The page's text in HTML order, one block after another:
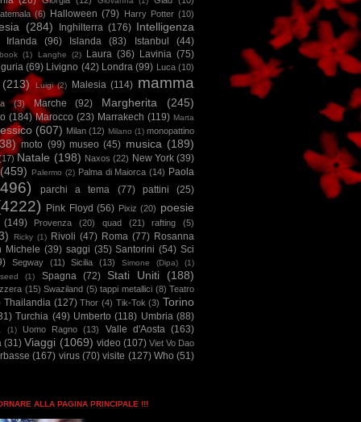
(6) Halloween (79) Harry Potter (10)
(284) Inghilterra (176) Intelligenza
Irlanda (96) Islanda (83) Istanbul (44)
(1) Langhe (2) Laura (36) Lavinia (75)
(69) Livigno (42) Londra (99) Luca (10)
(213) Luigi (2) Malesia (114) mamma
(3) Marche (92) Margherita (245)
(184) Marocco (23) Marrakech (119) Marta
(607) Milan (12) Milano (1) monopattino
moto (99) museo (45) musica (189)
Natale (198) Naxos (22) New York (39)
(459) Palermo (2) Palma di Maiorca (14) Paola
parchi a tema (77) pattini (25)
Pink Floyd (56) Pixiz (20) poesie
(149) Provenza (20) quad (21) rafting (5)
Ricky (1) Rivoli (47) Roma (77) Rosanna
Michele (39) saggi (35) Santorini (54) Sci
Segway (11) Sicilia (13) Simone (Dipa)
(1)
(1) Spagna (72) Stati Uniti (188)
(15) Swaziland (5) tappi metallici (8) Teatro
Thailandia (127) Thor (4) Tik-Tok (3) Torino
Turchia (49) Umberto (118) Umbria (88)
(1) Uomo Ragno (13) Valle d'Aosta (163)
(31) Viaggi (1069) video (107) Viet Vo Dao
(167) virus (70) visite (127) Who (51)
ALLA PAGINA PRINCIPALE !!!